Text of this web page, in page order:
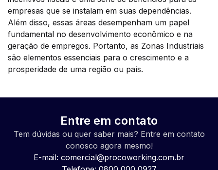
empresas que se instalam em suas dependências.
Além disso, essas áreas desempenham um papel
fundamental no desenvolvimento econômico e na
geração de empregos. Portanto, as Zonas Industriais
são elementos essenciais para o crescimento e a
prosperidade de uma região ou país.
Entre em contato
Tem dúvidas ou quer saber mais? Entre em contato
conosco agora mesmo!
E-mail: comercial@procoworking.com.br